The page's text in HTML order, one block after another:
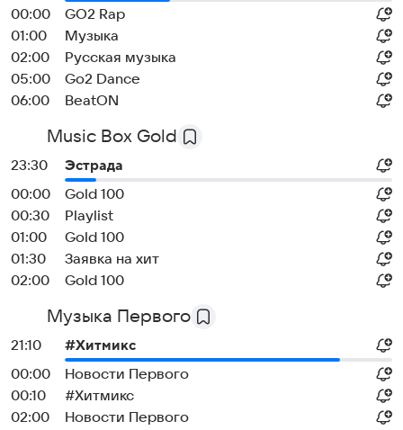
00:00
GO2 Rap
01:00
Музыка
02:00
Русская музыка
05:00
Go2 Dance
06:00
BeatON
Music Box Gold
23:30
Эстрада
00:00
Gold 100
00:30
Playlist
01:00
Gold 100
01:30
Заявка на хит
02:00
Gold 100
Музыка Первого
21:10
#Хитмикс
00:00
Новости Первого
00:10
#Хитмикс
02:00
Новости Первого